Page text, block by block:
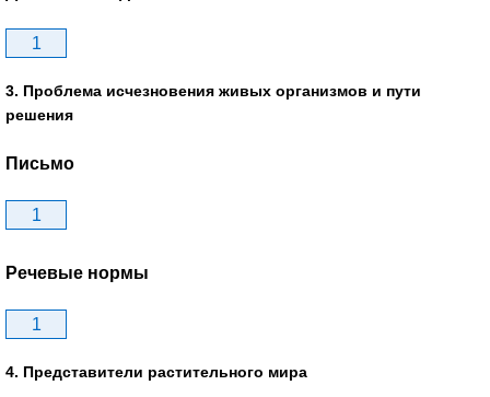
1
3. Проблема исчезновения живых организмов и пути
решения
Письмо
1
Речевые нормы
1
4. Представители растительного мира